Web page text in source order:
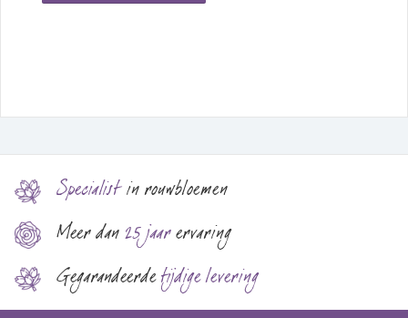
Specialistin rouwbloemen
Meer dan25 jaarervaring
Gegarandeerdetijdige levering